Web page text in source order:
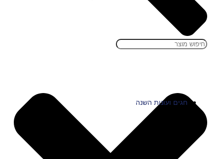
חגים ועונות השנה